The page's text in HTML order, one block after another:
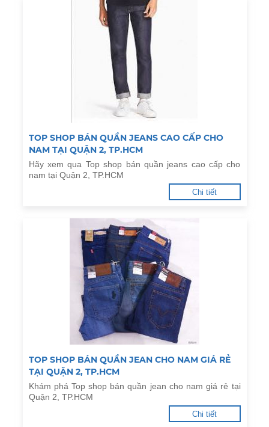
TOP SHOP BÁN QUẦN JEANS CAO CẤP CHO
NAM TẠI QUẬN 2, TP.HCM
Hãy xem qua Top shop bán quần jeans cao cấp cho
nam tại Quận 2, TP.HCM
Chi tiết
TOP SHOP BÁN QUẦN JEAN CHO NAM GIÁ RẺ
TẠI QUẬN 2, TP.HCM
Khám phá Top shop bán quần jean cho nam giá rẻ tại
Quận 2, TP.HCM
Chi tiết